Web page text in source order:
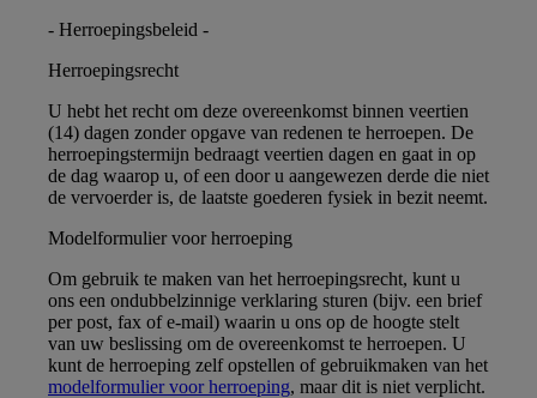
- Herroepingsbeleid -
Herroepingsrecht
U hebt het recht om deze overeenkomst binnen veertien
(14) dagen zonder opgave van redenen te herroepen. De
herroepingstermijn bedraagt veertien dagen en gaat in op
de dag waarop u, of een door u aangewezen derde die niet
de vervoerder is, de laatste goederen fysiek in bezit neemt.
Modelformulier voor herroeping
Om gebruik te maken van het herroepingsrecht, kunt u
ons een ondubbelzinnige verklaring sturen (bijv. een brief
per post, fax of e-mail) waarin u ons op de hoogte stelt
van uw beslissing om de overeenkomst te herroepen. U
kunt de herroeping zelf opstellen of gebruikmaken van het
modelformulier voor herroeping, maar dit is niet verplicht.